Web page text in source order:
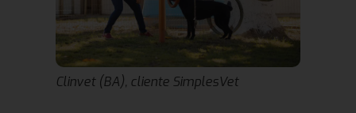
Clinvet (BA), cliente SimplesVet